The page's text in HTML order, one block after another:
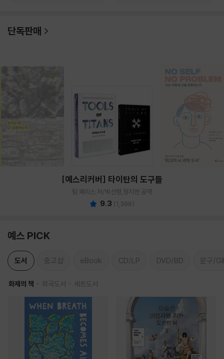
단독판매
[예스리커버] 타이탄의 도구들
팀 페리스 저/박선령,정지현 공역
9.3 (1,396)
예스 PICK
도서 중고샵 eBook CD/LP DVD/BD 문구/
화제의 책 외국도서 세트도서